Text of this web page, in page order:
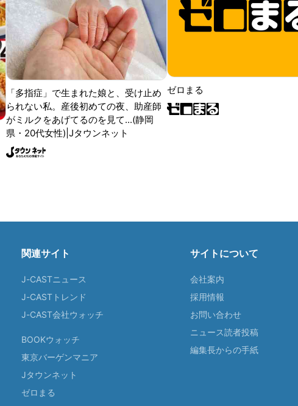
「多指症」で生まれた娘と、受け止め
られない私。産後初めての夜、助産師
がミルクをあげてるのを見て...(静岡
県・20代女性)|Jタウンネット
ゼロまる
関連サイト
J-CASTニュース
J-CASTトレンド
J-CAST会社ウォッチ
BOOKウォッチ
東京バーゲンマニア
Jタウンネット
ゼロまる
サイトについて
会社案内
採用情報
お問い合わせ
ニュース読者投稿
編集長からの手紙